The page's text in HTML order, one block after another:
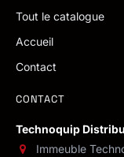
Tout le catalogue
Accueil
Contact
CONTACT
Technoquip
Immeuble